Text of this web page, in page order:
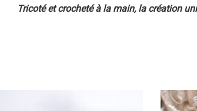
Tricoté et crocheté à la main, la création